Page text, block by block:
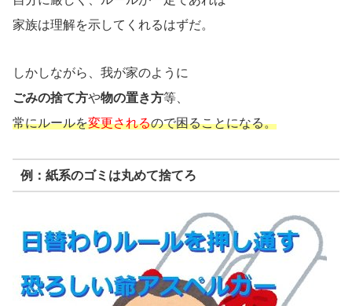
家族は理解を示してくれるはずだ。
しかしながら、我が家のように
ごみの捨て方や物の置き方等、
常にルールを変更されるので困ることになる。
例：紙系のゴミは丸めて捨てろ